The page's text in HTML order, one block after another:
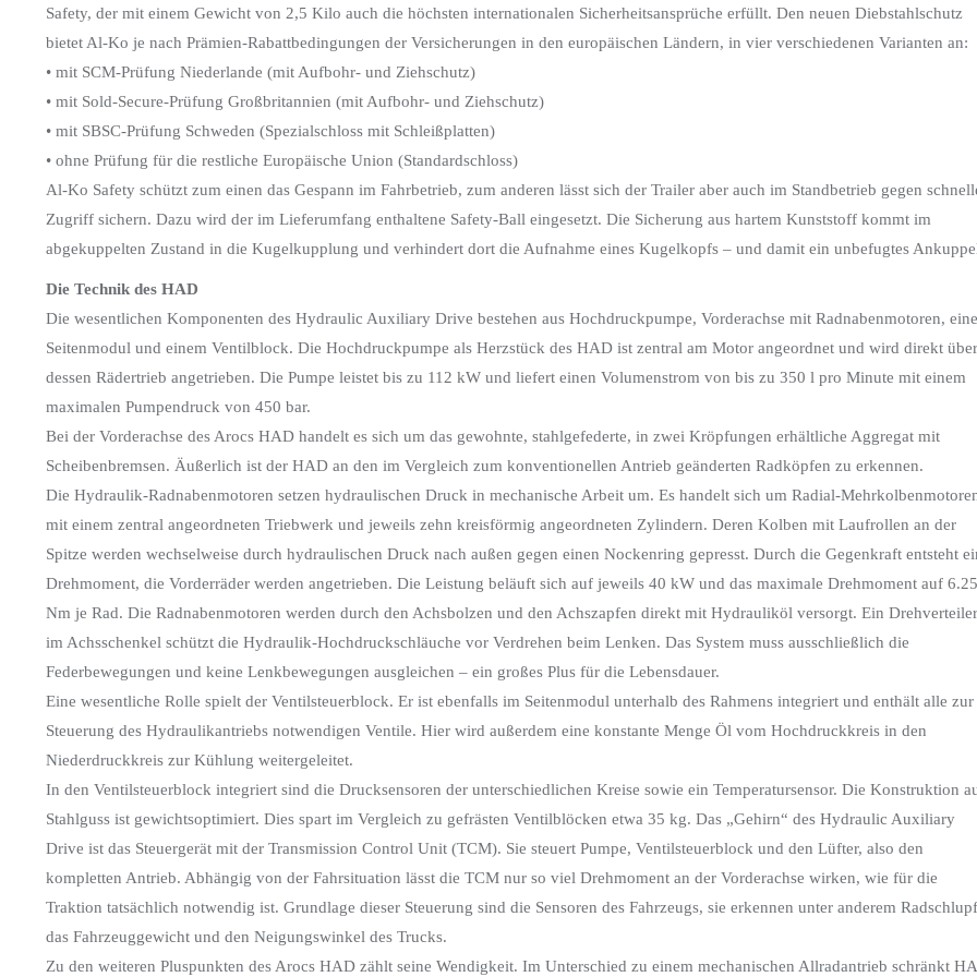
Safety, der mit einem Gewicht von 2,5 Kilo auch die höchsten internationalen Sicherheitsansprüche erfüllt. Den neuen Diebstahlschutz
bietet Al-Ko je nach Prämien-Rabattbedingungen der Versicherungen in den europäischen Ländern, in vier verschiedenen Varianten an:
• mit SCM-Prüfung Niederlande (mit Aufbohr- und Ziehschutz)
• mit Sold-Secure-Prüfung Großbritannien (mit Aufbohr- und Ziehschutz)
• mit SBSC-Prüfung Schweden (Spezialschloss mit Schleißplatten)
• ohne Prüfung für die restliche Europäische Union (Standardschloss)
Al-Ko Safety schützt zum einen das Gespann im Fahrbetrieb, zum anderen lässt sich der Trailer aber auch im Standbetrieb gegen
Zugriff sichern. Dazu wird der im Lieferumfang enthaltene Safety-Ball eingesetzt. Die Sicherung aus hartem Kunststoff kommt im
abgekuppelten Zustand in die Kugelkupplung und verhindert dort die Aufnahme eines Kugelkopfs – und damit ein unbefugtes
Die Technik des HAD
Die wesentlichen Komponenten des Hydraulic Auxiliary Drive bestehen aus Hochdruckpumpe, Vorderachse mit Radnabenmotoren,
Seitenmodul und einem Ventilblock. Die Hochdruckpumpe als Herzstück des HAD ist zentral am Motor angeordnet und wird direkt über
dessen Rädertrieb angetrieben. Die Pumpe leistet bis zu 112 kW und liefert einen Volumenstrom von bis zu 350 l pro Minute mit einem
maximalen Pumpendruck von 450 bar.
Bei der Vorderachse des Arocs HAD handelt es sich um das gewohnte, stahlgefederte, in zwei Kröpfungen erhältliche Aggregat mit
Scheibenbremsen. Äußerlich ist der HAD an den im Vergleich zum konventionellen Antrieb geänderten Radköpfen zu erkennen.
Die Hydraulik-Radnabenmotoren setzen hydraulischen Druck in mechanische Arbeit um. Es handelt sich um Radial-
mit einem zentral angeordneten Triebwerk und jeweils zehn kreisförmig angeordneten Zylindern. Deren Kolben mit Laufrollen an der
Spitze werden wechselweise durch hydraulischen Druck nach außen gegen einen Nockenring gepresst. Durch die Gegenkraft entsteht
Drehmoment, die Vorderräder werden angetrieben. Die Leistung beläuft sich auf jeweils 40 kW und das maximale Drehmoment auf
Nm je Rad. Die Radnabenmotoren werden durch den Achsbolzen und den Achszapfen direkt mit Hydrauliköl versorgt. Ein Drehverteiler
im Achsschenkel schützt die Hydraulik-Hochdruckschläuche vor Verdrehen beim Lenken. Das System muss ausschließlich die
Federbewegungen und keine Lenkbewegungen ausgleichen – ein großes Plus für die Lebensdauer.
Eine wesentliche Rolle spielt der Ventilsteuerblock. Er ist ebenfalls im Seitenmodul unterhalb des Rahmens integriert und enthält alle zur
Steuerung des Hydraulikantriebs notwendigen Ventile. Hier wird außerdem eine konstante Menge Öl vom Hochdruckkreis in den
Niederdruckkreis zur Kühlung weitergeleitet.
In den Ventilsteuerblock integriert sind die Drucksensoren der unterschiedlichen Kreise sowie ein Temperatursensor. Die Konstruktion
Stahlguss ist gewichtsoptimiert. Dies spart im Vergleich zu gefrästen Ventilblöcken etwa 35 kg. Das „Gehirn“ des Hydraulic Auxiliary
Drive ist das Steuergerät mit der Transmission Control Unit (TCM). Sie steuert Pumpe, Ventilsteuerblock und den Lüfter, also den
kompletten Antrieb. Abhängig von der Fahrsituation lässt die TCM nur so viel Drehmoment an der Vorderachse wirken, wie für die
Traktion tatsächlich notwendig ist. Grundlage dieser Steuerung sind die Sensoren des Fahrzeugs, sie erkennen unter anderem
das Fahrzeuggewicht und den Neigungswinkel des Trucks.
Zu den weiteren Pluspunkten des Arocs HAD zählt seine Wendigkeit. Im Unterschied zu einem mechanischen Allradantrieb schränkt